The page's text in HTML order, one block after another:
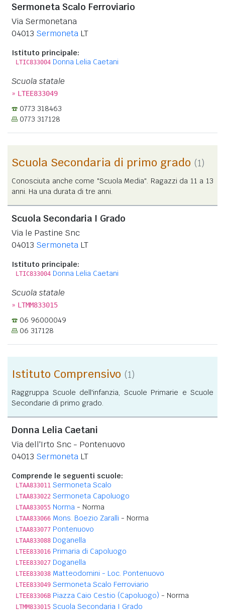
Sermoneta Scalo Ferroviario
Via Sermonetana
04013 Sermoneta LT
Istituto principale:
LTIC833004 Donna Lelia Caetani
Scuola statale
» LTEE833049
0773 318463
0773 317128
Scuola Secondaria di primo grado (1)
Conosciuta anche come "Scuola Media". Ragazzi da 11 a 13
anni. Ha una durata di tre anni.
Scuola Secondaria I Grado
Via le Pastine Snc
04013 Sermoneta LT
Istituto principale:
LTIC833004 Donna Lelia Caetani
Scuola statale
» LTMM833015
06 96000049
06 317128
Istituto Comprensivo (1)
Raggruppa Scuole dell'infanzia, Scuole Primarie e Scuole
Secondarie di primo grado.
Donna Lelia Caetani
Via dell'Irto Snc - Pontenuovo
04013 Sermoneta LT
Comprende le seguenti scuole:
LTAA833011 Sermoneta Scalo
LTAA833022 Sermoneta Capoluogo
LTAA833055 Norma - Norma
LTAA833066 Mons. Boezio Zaralli - Norma
LTAA833077 Pontenuovo
LTAA833088 Doganella
LTEE833016 Primaria di Capoluogo
LTEE833027 Doganella
LTEE833038 Matteodomini - Loc. Pontenuovo
LTEE833049 Sermoneta Scalo Ferroviario
LTEE83306B Piazza Caio Cestio (Capoluogo) - Norma
LTMM833015 Scuola Secondaria I Grado